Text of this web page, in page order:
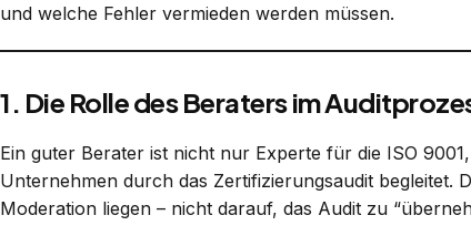
und welche Fehler vermieden werden müssen.
1. Die Rolle des Beraters im
Ein guter Berater ist nicht nur Experte für die ISO
Unternehmen durch das Zertifizierungsaudit begleitet.
Moderation liegen – nicht darauf, das Audit zu